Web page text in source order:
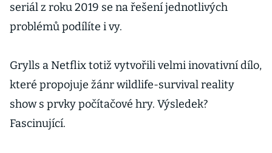
seriál z roku 2019 se na řešení jednotlivých
problémů podílíte i vy.
Grylls a Netflix totiž vytvořili velmi inovativní dílo,
které propojuje žánr wildlife-survival reality
show s prvky počítačové hry. Výsledek?
Fascinující.